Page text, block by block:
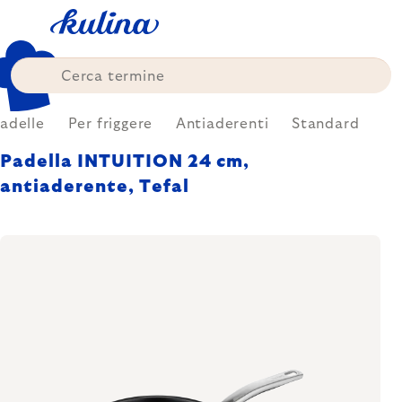
content
Per friggere Antiaderenti Standard
Padella INTUITION 24 cm,
antiaderente, Tefal